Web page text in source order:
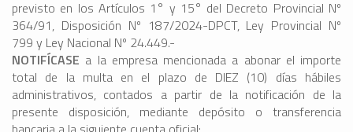
previsto en los Artículos 1° y 15° del Decreto Provincial Nº
364/91, Disposición Nº 187/2024-DPCT, Ley Provincial Nº
799 y Ley Nacional Nº 24.449.-
NOTIFÍCASE a la empresa mencionada a abonar el importe
total de la multa en el plazo de DIEZ (10) días hábiles
administrativos, contados a partir de la notificación de la
presente disposición, mediante depósito o transferencia